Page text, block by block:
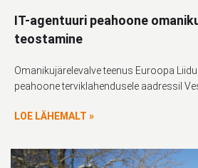
IT-agentuuri peahoone
teostamine
Omanikujärelevalve teenus Euroopa
peahoone terviklahendusele aadressil
LOE LÄHEMALT »